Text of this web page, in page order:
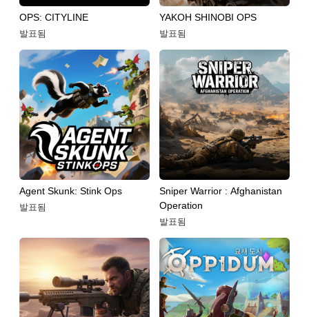
OPS: CITYLINE
발표됨
YAKOH SHINOBI OPS
발표됨
Agent Skunk: Stink Ops
발표됨
Sniper Warrior : Afghanistan
Operation
발표됨